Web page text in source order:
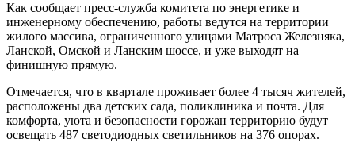
Как сообщает пресс-служба комитета по энергетике и
инженерному обеспечению, работы ведутся на территории
жилого массива, ограниченного улицами Матроса Железняка,
Ланской, Омской и Ланским шоссе, и уже выходят на
финишную прямую.
Отмечается, что в квартале проживает более 4 тысяч жителей,
расположены два детских сада, поликлиника и почта. Для
комфорта, уюта и безопасности горожан территорию будут
освещать 487 светодиодных светильников на 376 опорах.